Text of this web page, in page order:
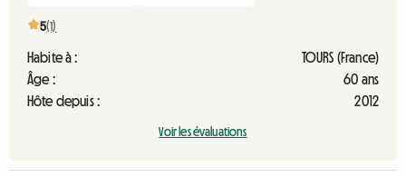
5(1)
Habite à :
TOURS (France)
Âge :
60 ans
Hôte depuis :
2012
Voir les évaluations